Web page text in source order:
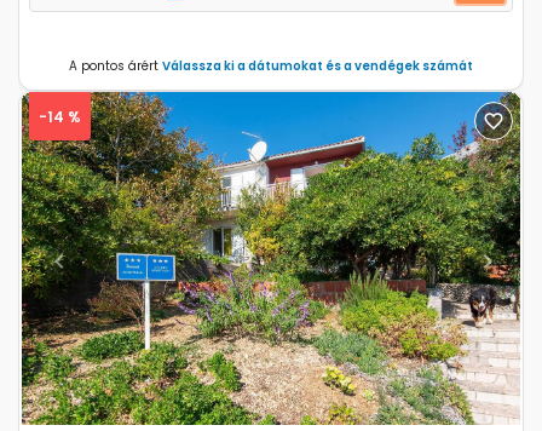
A pontos árért Válassza ki a dátumokat és a vendégek számát
Previous Next
-14 %